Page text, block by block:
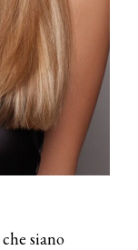
siano